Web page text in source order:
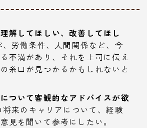
解してほしい、改善してほし
、労働条件、人間関係など、今
不満があり、それを上司に伝え
糸口が見つかるかもしれないと
ついて客観的なアドバイスが欲
将来のキャリアについて、経験
見を聞いて参考にしたい。